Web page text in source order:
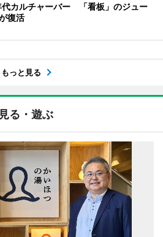
カルチャーバー 「看板」のジュー
復活
もっと見る
見る・遊ぶ